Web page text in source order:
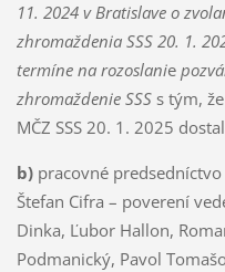
11. 2024 v Bratislave o
zhromaždenia SSS 20. 1.
termíne na rozoslanie
zhromaždenie SSSs tým, že
MČZ SSS 20. 1. 2025
b)pracovné predsedníctvo
Štefan Cifra – poverení
Dinka, Ľubor Hallon,
Podmanický, Pavol